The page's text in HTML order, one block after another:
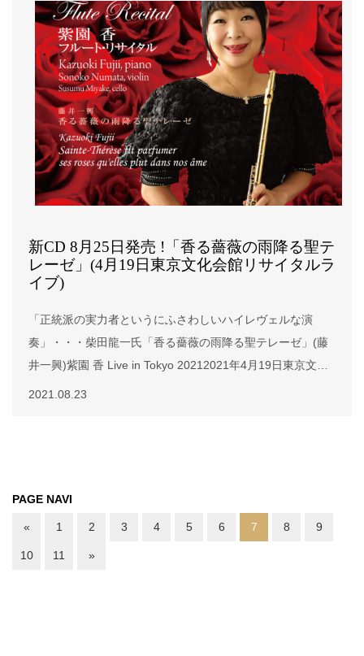
新CD 8月25日発売 !「香る薔薇の雨降る聖テ
レーゼ」(4月19日東京文化会館リサイタルラ
イブ)
「正統派の実力者というにふさわしいハイレヴェルな演
奏」・・・柴田龍一氏「香る薔薇の雨降る聖テレーゼ」(藤
井一興)紫園 香 Live in Tokyo 20212021年4月19日東京文化
会館リサイタルをライブ収録。8月25日にナミ・レコードよ
事欠くことがなく、このライブで真に傑出したフルーティス
トであることを聴き手に印象づけているのである。」柴田龍
2021.08.23
PAGE NAVI
« 1 2 3 4 5 6 7 8 9
10 11 »